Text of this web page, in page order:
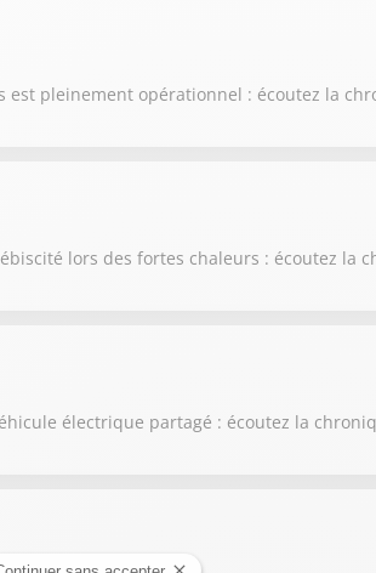
pleinement opérationnel : écoutez la
lors des fortes chaleurs : écoutez la
électrique partagé : écoutez la